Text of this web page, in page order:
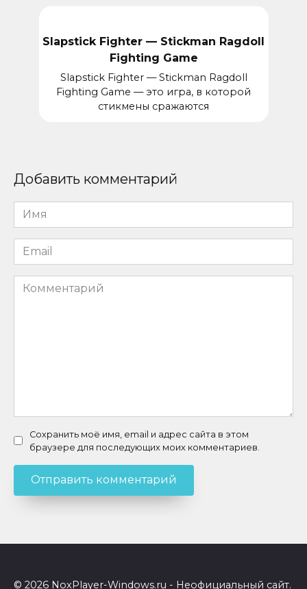
Slapstick Fighter — Stickman Ragdoll
Fighting Game
Slapstick Fighter — Stickman Ragdoll
Fighting Game — это игра, в которой
стикмены сражаются
Добавить комментарий
Имя
*
Email
*
Комментарий
Сохранить моё имя, email и адрес сайта в этом
браузере для последующих моих комментариев.
© 2026 NoxPlayer-Windows.ru - Неофициальный сайт.